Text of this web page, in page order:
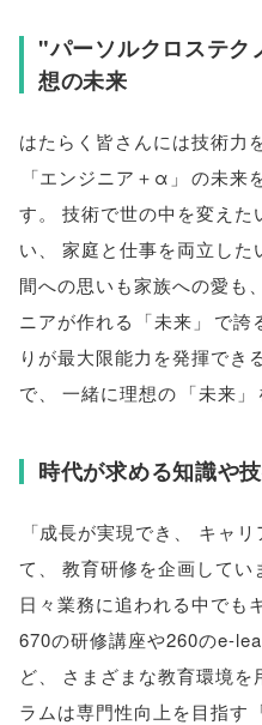
"パーソルクロステ
想の未来
はたらく皆さんには技術力
「エンジニア＋α 」 の未来
す。 技術で世の中を変えた
い
家庭と仕事を両立した
間への思いも家族への愛も
ニアが作れる
「未来 」 で誇
りが最大限能力を発揮でき
で
一緒に理想の 「未来 」
時代が求める知識や
「成長が実現でき キャリ
て
教育研修を企画してい
日々業務に追われる中でも
670の研修講座や260のe-
ど
さまざまな教育環境を
ラムは専門性向上を目指す